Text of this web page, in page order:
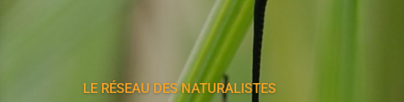
LE RÉSEAU DES NATURALISTES